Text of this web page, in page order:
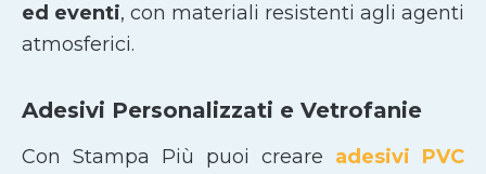
ed eventi, con materiali resistenti agli agenti
atmosferici.
Adesivi Personalizzati e Vetrofanie
Con Stampa Più puoi creare adesivi PVC